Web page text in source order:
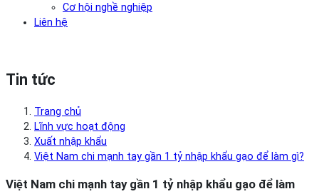
Cơ hội nghề nghiệp
Liên hệ
Tin tức
Trang chủ
Lĩnh vực hoạt động
Xuất nhập khẩu
Việt Nam chi mạnh tay gần 1 tỷ nhập khẩu gạo để làm gì?
Việt Nam chi mạnh tay gần 1 tỷ nhập khẩu gạo để làm